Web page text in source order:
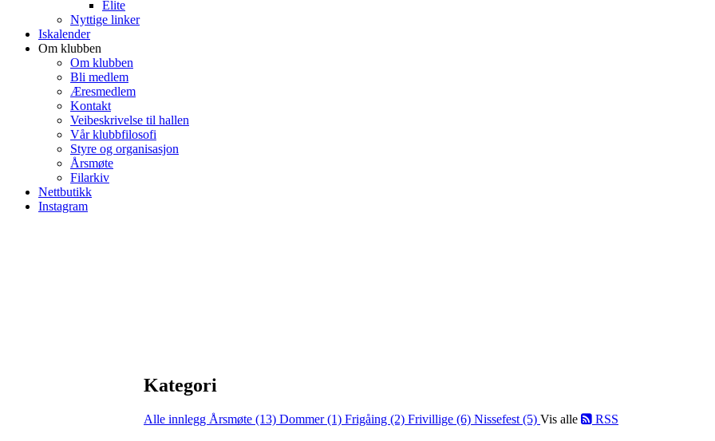
Elite
Nyttige linker
Iskalender
Om klubben
Om klubben
Bli medlem
Æresmedlem
Kontakt
Veibeskrivelse til hallen
Vår klubbfilosofi
Styre og organisasjon
Årsmøte
Filarkiv
Nettbutikk
Instagram
Kategori
Alle innlegg Årsmøte (13) Dommer (1) Frigåing (2) Frivillige (6) Nissefest (5) Vis alle RSS